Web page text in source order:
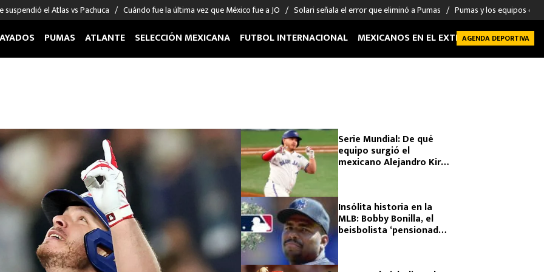
suspendió el Atlas vs Pachuca Cuándo fue la última vez que México fue a JO Solari señala el error que eliminó a Pumas Pumas y los equipos
Giménez
Sergio Ramos
Giorgos Giakoumakis
André Jardine
Boxeo
Béisbol
Más deportes
PUMAS ATLANTE SELECCIÓN MEXICANA FUTBOL INTERNACIONAL MEXICANOS EN EL EXTRANJERO FUTBOL
AGENDA DEPORTIVA
Serie Mundial: De qué
equipo surgió el
mexicano Alejandro Kirk
Insólita historia en la
MLB: Bobby Bonilla, el
beisbolista ‘pensionado’